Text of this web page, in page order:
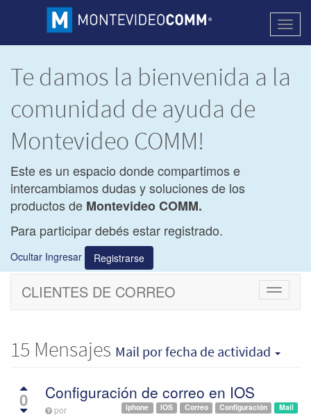
Te damos la bienvenida a la
comunidad de ayuda de
Montevideo COMM!
Este es un espacio donde compartimos e
intercambiamos dudas y soluciones de los
productos de Montevideo COMM.
Para participar debés estar registrado.
Ocultar Ingresar Registrarse
Cambiar
CLIENTES DE CORREO
15 Mensajes Mail por fecha de actividad
0 Configuración de correo en IOS
Mail
Configuración
Correo
IOS
iphone
por